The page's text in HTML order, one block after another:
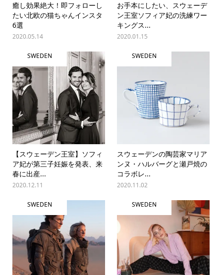
癒し効果絶大！即フォローし
たい北欧の猫ちゃんインスタ
6選
2020.05.14
お手本にしたい、スウェーデ
ン王室ソフィア妃の洗練ワー
キングス...
2020.01.15
SWEDEN
【スウェーデン王室】ソフィ
ア妃が第三子妊娠を発表、来
春に出産...
2020.12.11
SWEDEN
スウェーデンの陶芸家マリア
ンヌ・ハルバーグと瀬戸焼の
コラボレ...
2020.11.02
SWEDEN SWEDEN